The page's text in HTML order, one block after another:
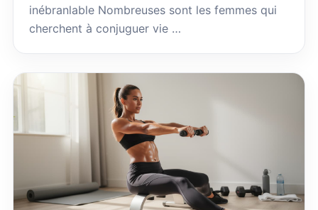
inébranlable Nombreuses sont les femmes qui
cherchent à conjuguer vie …